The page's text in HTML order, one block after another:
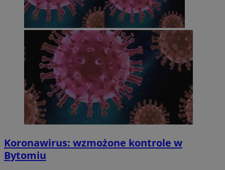
Koronawirus: wzmożone kontrole w
Bytomiu